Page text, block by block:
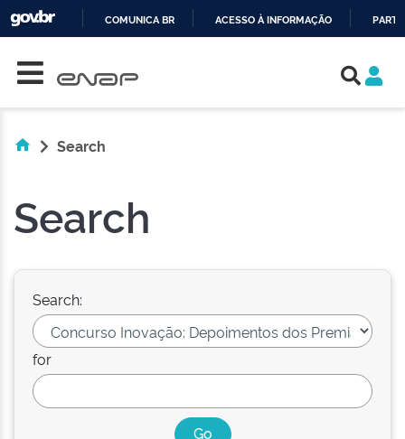
COMUNICA BR ACESSO À INFORMAÇÃO
Search
Search
Search:
for